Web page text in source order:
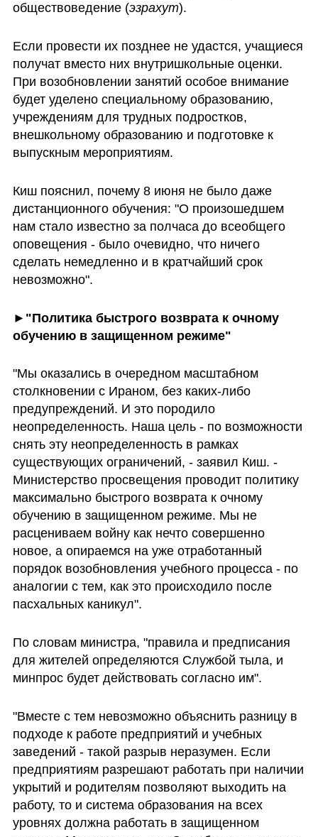
обществоведение (эзрахут).
Если провести их позднее не удастся, учащиеся
получат вместо них внутришкольные оценки.
При возобновлении занятий особое внимание
будет уделено специальному образованию,
учреждениям для трудных подростков,
внешкольному образованию и подготовке к
выпускным мероприятиям.
Киш пояснил, почему 8 июня не было даже
дистанционного обучения: "О произошедшем
нам стало известно за полчаса до всеобщего
оповещения - было очевидно, что ничего
сделать немедленно и в кратчайший срок
невозможно".
►"Политика быстрого возврата к очному
обучению в защищенном режиме"
"Мы оказались в очередном масштабном
столкновении с Ираном, без каких-либо
предупреждений. И это породило
неопределенность. Наша цель - по возможности
снять эту неопределенность в рамках
существующих ограничений, - заявил Киш. -
Министерство просвещения проводит политику
максимально быстрого возврата к очному
обучению в защищенном режиме. Мы не
расцениваем войну как нечто совершенно
новое, а опираемся на уже отработанный
порядок возобновления учебного процесса - по
аналогии с тем, как это происходило после
пасхальных каникул".
По словам министра, "правила и предписания
для жителей определяются Службой тыла, и
минпрос будет действовать согласно им".
"Вместе с тем невозможно объяснить разницу в
подходе к работе предприятий и учебных
заведений - такой разрыв неразумен. Если
предприятиям разрешают работать при наличии
укрытий и родителям позволяют выходить на
работу, то и система образования на всех
уровнях должна работать в защищенном